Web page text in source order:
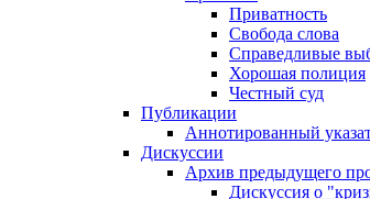
Приватность
Свобода слова
Справедливые
Хорошая полиция
Честный суд
Публикации
Аннотированный
Дискуссии
Архив предыдущего
Дискуссия о